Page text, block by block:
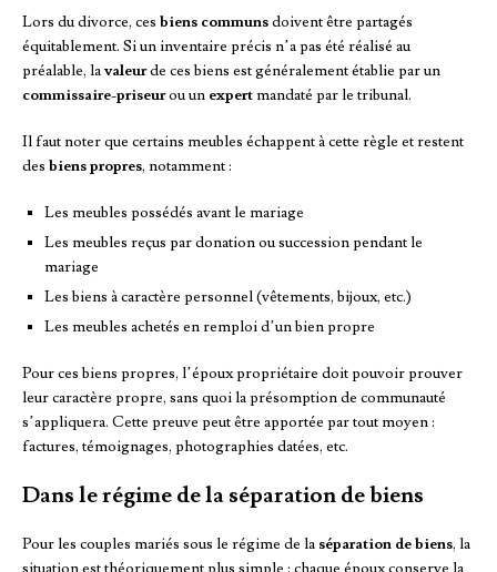
Lors du divorce, ces biens communsdoivent être partagés
équitablement. Si un inventaire précis n’a pas été réalisé au
préalable, lavaleurde ces biens est généralement établie par un
commissaire-priseurou un expertmandaté par le tribunal.
Il faut noter que certains meubles échappent à cette règle et restent
des biens propres, notamment :
Les meubles possédés avant le mariage
Les meubles reçus par donation ou succession pendant le
mariage
Les biens à caractère personnel (vêtements, bijoux, etc.)
Les meubles achetés en remploi d’un bien propre
Pour ces biens propres, l’époux propriétaire doit pouvoir prouver
leur caractère propre, sans quoi la présomption de communauté
s’appliquera. Cette preuve peut être apportée par tout moyen :
factures, témoignages, photographies datées, etc.
Dans le régime de la séparation de biens
Pour les couples mariés sous le régime de la séparation de biens, la